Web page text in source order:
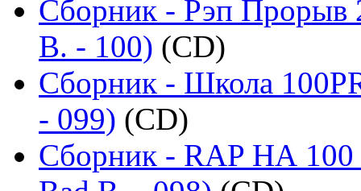
Сборник - Рэп Прорыв
B. - 100) (CD)
Сборник - Школа
- 099) (CD)
Сборник - RAP НА 100